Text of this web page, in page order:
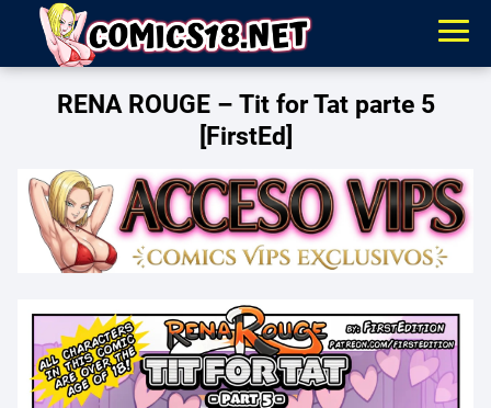
RENA ROUGE – Tit for Tat parte 5
[FirstEd]